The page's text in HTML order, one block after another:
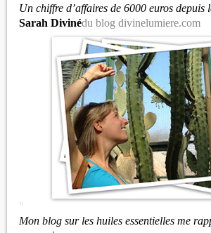
Un chiffre d’affaires de 6000 euros depuis
Sarah Divinédu blog divinelumiere.com
"
Mon blog sur les huiles essentielles me